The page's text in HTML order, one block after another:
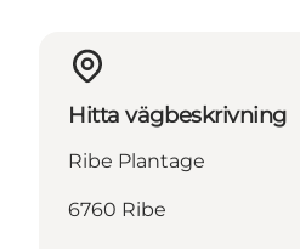
Hitta vägbeskrivning
Ribe Plantage
6760 Ribe